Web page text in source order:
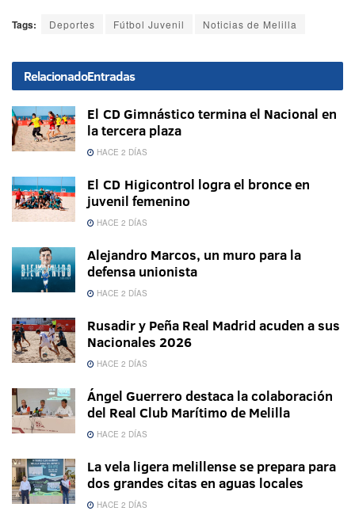
Tags: Deportes Fútbol Juvenil Noticias de Melilla
RelacionadoEntradas
El CD Gimnástico termina el Nacional en
la tercera plaza
HACE 2 DÍAS
El CD Higicontrol logra el bronce en
juvenil femenino
HACE 2 DÍAS
Alejandro Marcos, un muro para la
defensa unionista
HACE 2 DÍAS
Rusadir y Peña Real Madrid acuden a sus
Nacionales 2026
HACE 2 DÍAS
Ángel Guerrero destaca la colaboración
del Real Club Marítimo de Melilla
HACE 2 DÍAS
La vela ligera melillense se prepara para
dos grandes citas en aguas locales
HACE 2 DÍAS